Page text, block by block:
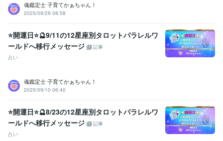
魂鑑定士 子育てかぁちゃん！
2025/09/29 08:58
⭐開運日⭐🔮9/11の12星座別タロットパラレルワ
ールドへ移行メッセージ
記事
占い
魂鑑定士 子育てかぁちゃん！
2025/09/10 06:40
⭐開運日⭐🔮8/23の12星座別タロットパラレルワ
ールドへ移行メッセージ
記事
占い